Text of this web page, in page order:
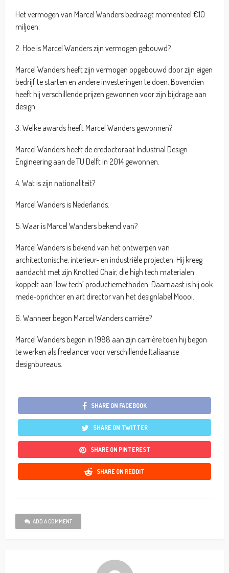
Het vermogen van Marcel Wanders bedraagt momenteel €10
miljoen.
2. Hoe is Marcel Wanders zijn vermogen gebouwd?
Marcel Wanders heeft zijn vermogen opgebouwd door zijn eigen
bedrijf te starten en andere investeringen te doen. Bovendien
heeft hij verschillende prijzen gewonnen voor zijn bijdrage aan
design.
3. Welke awards heeft Marcel Wanders gewonnen?
Marcel Wanders heeft de eredoctoraat Industrial Design
Engineering aan de TU Delft in 2014 gewonnen.
4. Wat is zijn nationaliteit?
Marcel Wanders is Nederlands.
5. Waar is Marcel Wanders bekend van?
Marcel Wanders is bekend van het ontwerpen van
architectonische, interieur- en industriële projecten. Hij kreeg
aandacht met zijn Knotted Chair, die high tech materialen
koppelt aan ‘low tech’ productiemethoden. Daarnaast is hij ook
mede-oprichter en art director van het designlabel Moooi.
6. Wanneer begon Marcel Wanders carrière?
Marcel Wanders begon in 1988 aan zijn carrière toen hij begon
te werken als freelancer voor verschillende Italiaanse
designbureaus.
SHARE ON FACEBOOK
SHARE ON TWITTER
SHARE ON PINTEREST
SHARE ON REDDIT
ADD A COMMENT